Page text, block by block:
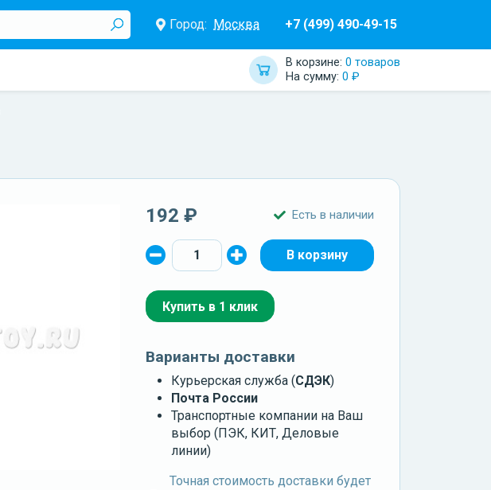
Город: Москва +7 (499) 490-49-15
В корзине: 0 товаров
На сумму: 0 ₽
192 ₽ Есть в наличии
Купить в 1 клик
Варианты доставки
Курьерская служба (СДЭК)
Почта России
Транспортные компании на Ваш
выбор (ПЭК, КИТ, Деловые
линии)
Точная стоимость доставки будет